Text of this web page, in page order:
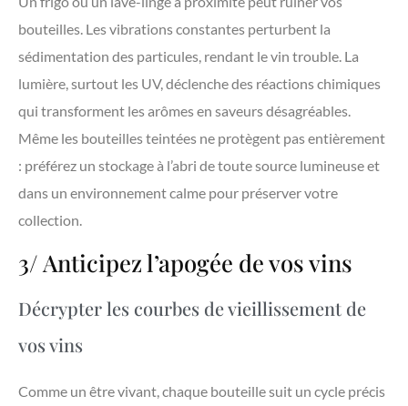
bouteilles. Les vibrations constantes perturbent la
sédimentation des particules, rendant le vin trouble. La
lumière, surtout les UV, déclenche des réactions chimiques
qui transforment les arômes en saveurs désagréables.
Même les bouteilles teintées ne protègent pas entièrement
: préférez un stockage à l’abri de toute source lumineuse et
dans un environnement calme pour préserver votre
collection.
3/ Anticipez l’apogée de vos vins
Décrypter les courbes de vieillissement de
vos vins
Comme un être vivant, chaque bouteille suit un cycle précis